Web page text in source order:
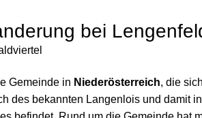
bei
Gemeinde in Niederösterreich, die
des bekannten Langenlois und damit